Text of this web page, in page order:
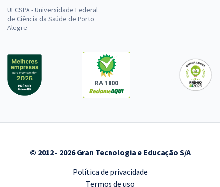
UFCSPA - Universidade Federal
de Ciência da Saúde de Porto
Alegre
RA 1000
© 2012 - 2026 Gran Tecnologia e Educação S/A
Política de privacidade
Termos de uso